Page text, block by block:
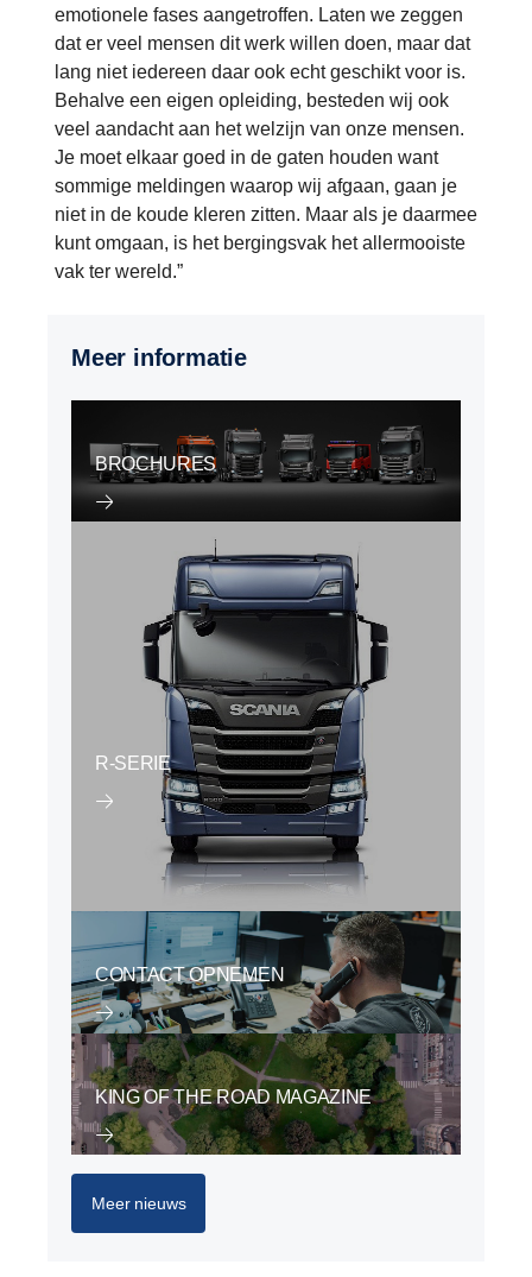
emotionele fases aangetroffen. Laten we zeggen
dat er veel mensen dit werk willen doen, maar dat
lang niet iedereen daar ook echt geschikt voor is.
Behalve een eigen opleiding, besteden wij ook
veel aandacht aan het welzijn van onze mensen.
Je moet elkaar goed in de gaten houden want
sommige meldingen waarop wij afgaan, gaan je
niet in de koude kleren zitten. Maar als je daarmee
kunt omgaan, is het bergingsvak het allermooiste
vak ter wereld.”
Meer informatie
BROCHURES
R-SERIE
CONTACT OPNEMEN
KING OF THE ROAD MAGAZINE
Meer nieuws